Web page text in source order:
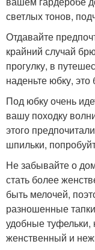
светлых тонов,
Отдавайте
крайний случай
прогулку, в
наденьте юбку,
Под юбку очень
вашу походку
этого
шпильки,
Не забывайте о
стать более
быть мелочей,
разношенные
удобные туфельки,
женственный и